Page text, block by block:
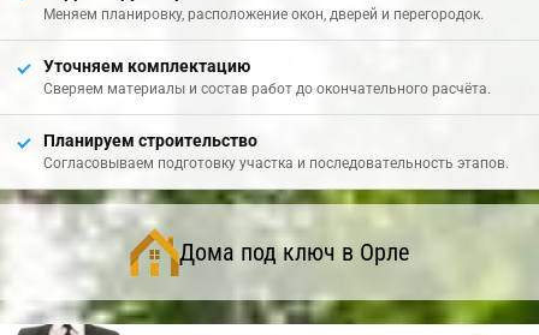
Меняем планировку, расположение окон, дверей и перегородок.
Уточняем комплектацию
Сверяем материалы и состав работ до окончательного расчёта.
Планируем строительство
Согласовываем подготовку участка и последовательность этапов.
Дома под ключ в Орле